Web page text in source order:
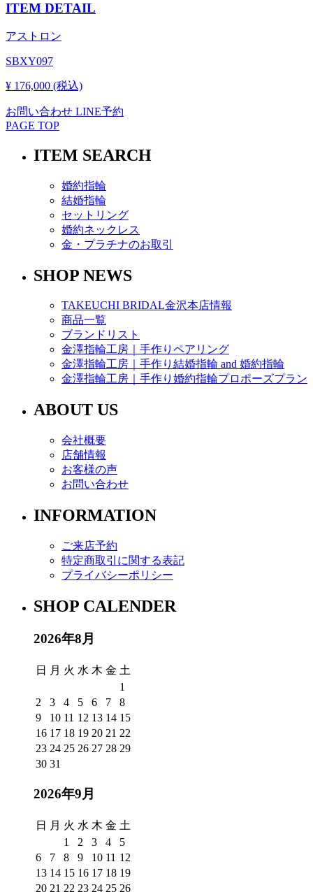
ITEM DETAIL
アストロン
SBXY097
¥ 176,000 (税込)
お問い合わせ LINE予約
PAGE TOP
ITEM SEARCH
婚約指輪
結婚指輪
セットリング
婚約ネックレス
金・プラチナのお取引
SHOP NEWS
TAKEUCHI BRIDAL金沢本店情報
商品一覧
ブランドリスト
金澤指輪工房｜手作りペアリング
金澤指輪工房｜手作り結婚指輪 and 婚約指輪
金澤指輪工房｜手作り婚約指輪プロポーズプラン
ABOUT US
会社概要
店舗情報
お客様の声
お問い合わせ
INFORMATION
ご来店予約
特定商取引に関する表記
プライバシーポリシー
SHOP CALENDER
2026年8月
日 月 火 水 木 金 土
1
2
3 4 5 6 7
8
9
10 11 12 13 14 15
16 17 18 19 20 21 22
23 24 25 26 27 28 29
30 31
2026年9月
日 月 火 水 木 金 土
1
2 3 4
5
6
7 8 9 10 11 12
13 14 15 16 17 18 19
20 21 22 23 24 25 26